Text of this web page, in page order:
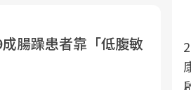
腸躁患者靠「低腹敏
的浪潮，台灣正在快速邁
動委員會」與「長照3.0」
醫生活祭體驗「一站式健
命！